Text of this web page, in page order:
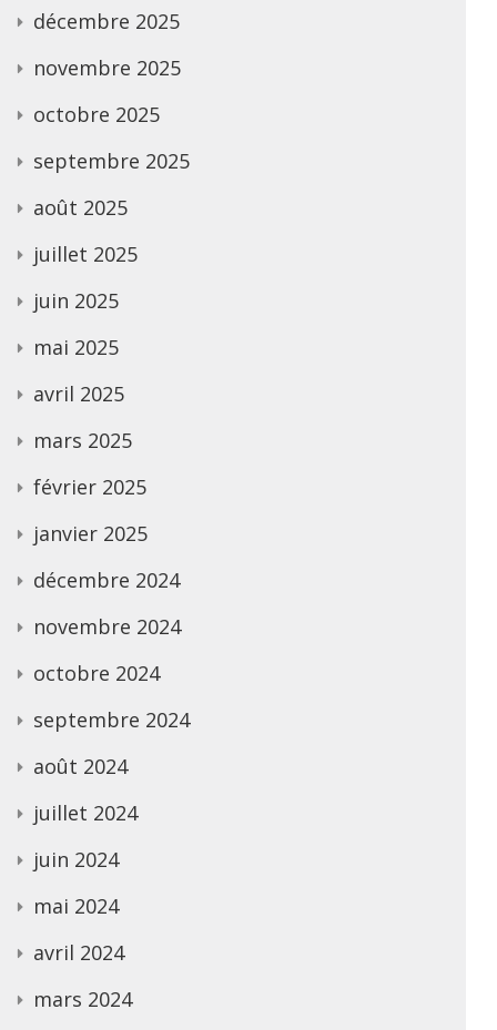
décembre 2025
novembre 2025
octobre 2025
septembre 2025
août 2025
juillet 2025
juin 2025
mai 2025
avril 2025
mars 2025
février 2025
janvier 2025
décembre 2024
novembre 2024
octobre 2024
septembre 2024
août 2024
juillet 2024
juin 2024
mai 2024
avril 2024
mars 2024